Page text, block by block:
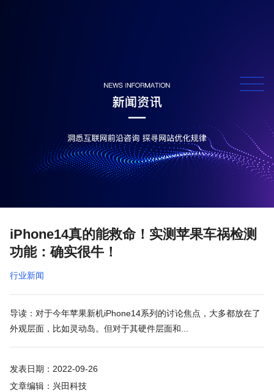
iPhone14真的能救命！实测苹果车祸检测
功能：确实很牛！
行业新闻
导读：对于今年苹果新机iPhone14系列的讨论焦点，大多都放在了
外观层面，比如灵动岛。但对于其硬件层面和...
发表日期：2022-09-26
文章编辑：兴田科技